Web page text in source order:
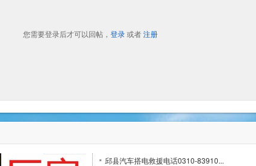
您需要登录后才可以回帖， 登录或者注册
邱县汽车搭电救援电话0310-83910...